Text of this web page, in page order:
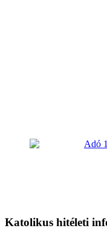
Katolikus hitéleti